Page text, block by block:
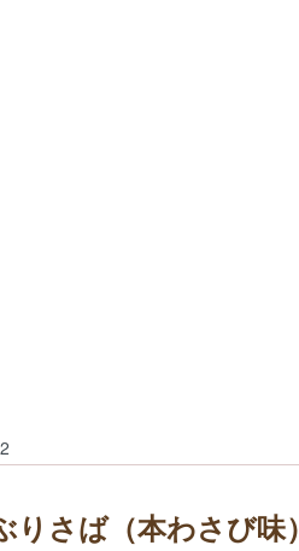
りさば（本わさび味）